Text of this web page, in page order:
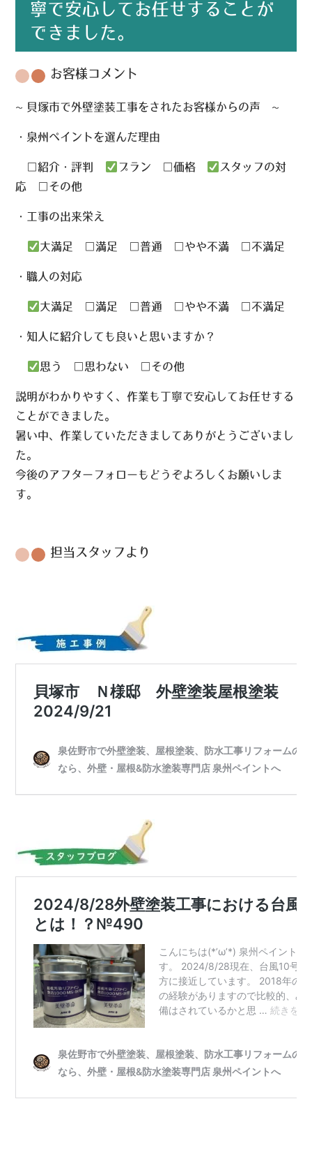
寧で安心してお任せすることが
できました。
お客様コメント
~ 貝塚市で外壁塗装工事をされたお客様からの声 ~
・泉州ペイントを選んだ理由
□紹介・評判 プラン □価格
スタッフの対
応 □その他
・工事の出来栄え
大満足 □満足 □普通 □やや不満 □不満足
・職人の対応
大満足 □満足 □普通 □やや不満 □不満足
・知人に紹介しても良いと思いますか？
思う □思わない □その他
説明がわかりやすく、作業も丁寧で安心してお任せする
ことができました。
暑い中、作業していただきましてありがとうございまし
た。
今後のアフターフォローもどうぞよろしくお願いしま
す。
担当スタッフより